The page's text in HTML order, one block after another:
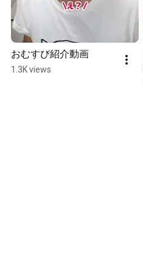
おむすび紹介動画
1.3K views